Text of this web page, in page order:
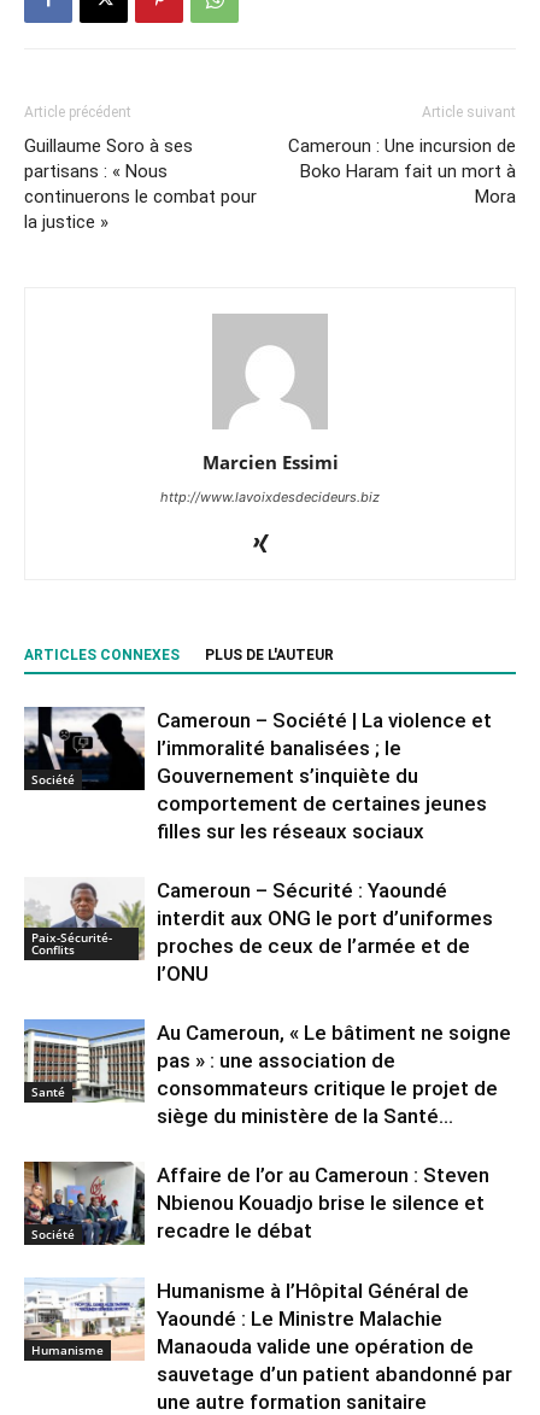
Article précédent
Guillaume Soro à ses
partisans : « Nous
continuerons le combat pour
la justice »
Article suivant
Cameroun : Une incursion de
Boko Haram fait un mort à
Mora
Marcien Essimi
http://www.lavoixdesdecideurs.biz
ARTICLES CONNEXES PLUS DE L'AUTEUR
Société
Cameroun – Société | La violence et
l’immoralité banalisées ; le
Gouvernement s’inquiète du
comportement de certaines jeunes
filles sur les réseaux sociaux
Paix-Sécurité-
Conflits
Cameroun – Sécurité : Yaoundé
interdit aux ONG le port d’uniformes
proches de ceux de l’armée et de
l’ONU
Santé
Au Cameroun, « Le bâtiment ne soigne
pas » : une association de
consommateurs critique le projet de
siège du ministère de la Santé...
Société
Affaire de l’or au Cameroun : Steven
Nbienou Kouadjo brise le silence et
recadre le débat
Humanisme
Humanisme à l’Hôpital Général de
Yaoundé : Le Ministre Malachie
Manaouda valide une opération de
sauvetage d’un patient abandonné par
une autre formation sanitaire